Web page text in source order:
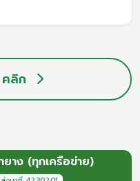
นายกรัฐมนตรี ประธาน
ามสัมพันธ์ ในฐานะแกนนำ
ลิก
าง (ทุกเครือข่าย)